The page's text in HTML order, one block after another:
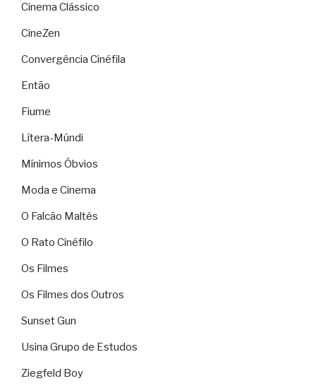
Cinema Clássico
CineZen
Convergência Cinéfila
Então
Fiume
Lítera-Múndi
Mínimos Óbvios
Moda e Cinema
O Falcão Maltês
O Rato Cinéfilo
Os Filmes
Os Filmes dos Outros
Sunset Gun
Usina Grupo de Estudos
Ziegfeld Boy